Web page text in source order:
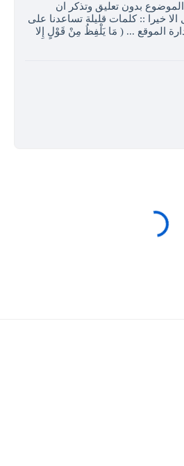
بدون تعليق وتذكر ان
خيرا :: كلمات قليلة تساعدنا على
الموقع ... ( مَا يَلْفِظُ مِنْ قَوْلٍ إِلا